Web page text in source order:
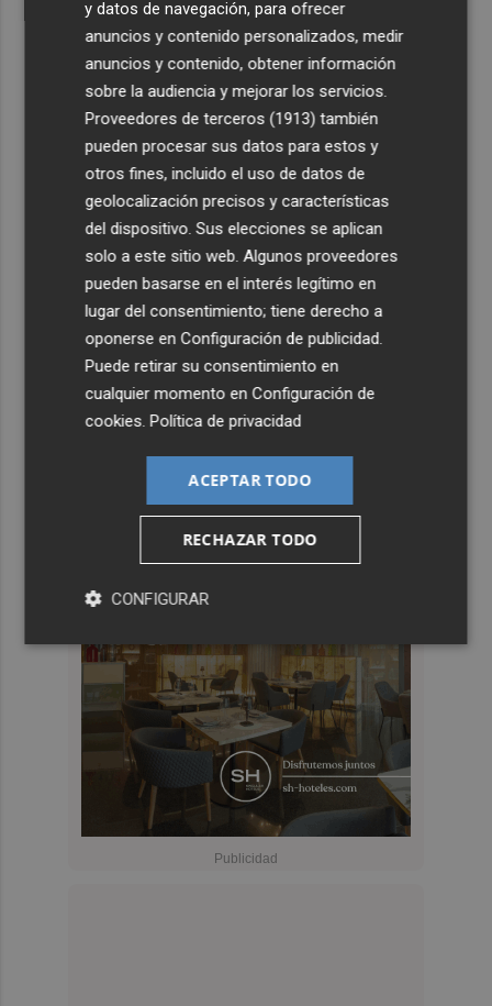
y datos de navegación, para ofrecer
anuncios y contenido personalizados, medir
anuncios y contenido, obtener información
sobre la audiencia y mejorar los servicios.
Proveedores de terceros (1913) también
pueden procesar sus datos para estos y
otros fines, incluido el uso de datos de
geolocalización precisos y características
del dispositivo. Sus elecciones se aplican
solo a este sitio web. Algunos proveedores
pueden basarse en el interés legítimo en
lugar del consentimiento; tiene derecho a
oponerse enConfiguración de publicidad
Puede retirar su consentimiento en
cualquier momento enConfiguración de
cookies .Política de privacidad
ACEPTAR TODO
RECHAZAR TODO
CONFIGURAR